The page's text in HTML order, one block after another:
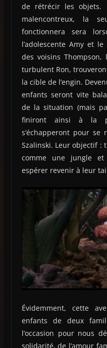
de rétrécir les objets.
malencontreux, la
fonctionnera sera
l’adolescente Amy et
des voisins
turbulent Ron,
la cible de l’engin.
enfants seront vite
de la situation (mais
finiront ainsi à la
s’échapperont pour
Szalinski. Leur objectif :
comme une jungle
espérer revenir à leur
Évidemment, cette
enfants de deux
l’occasion pour nous
solidarité, de l’amour